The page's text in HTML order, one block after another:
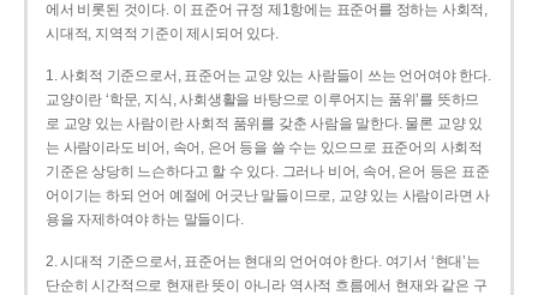
에서 비롯된 것이다. 이 표준어 규정 제1항에는 표준어를 정하는 사회적,
시대적, 지역적 기준이 제시되어 있다.
1. 사회적 기준으로서, 표준어는 교양 있는 사람들이 쓰는 언어여야 한다.
교양이란 ‘학문, 지식, 사회생활을 바탕으로 이루어지는 품위’를 뜻하므
로 교양 있는 사람이란 사회적 품위를 갖춘 사람을 말한다. 물론 교양 있
는 사람이라도 비어, 속어, 은어 등을 쓸 수는 있으므로 표준어의 사회적
기준은 상당히 느슨하다고 할 수 있다. 그러나 비어, 속어, 은어 등은 표준
어이기는 하되 언어 예절에 어긋난 말들이므로, 교양 있는 사람이라면 사
용을 자제하여야 하는 말들이다.
2. 시대적 기준으로서, 표준어는 현대의 언어여야 한다. 여기서 ‘현대’는
단순히 시간적으로 현재란 뜻이 아니라 역사적 흐름에서 현재와 같은 구